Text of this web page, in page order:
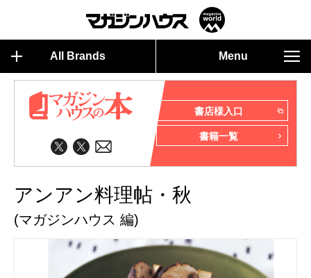
All Brands Menu
書店様入口
書籍一覧
アンアン料理帖・秋
(マガジンハウス 編)